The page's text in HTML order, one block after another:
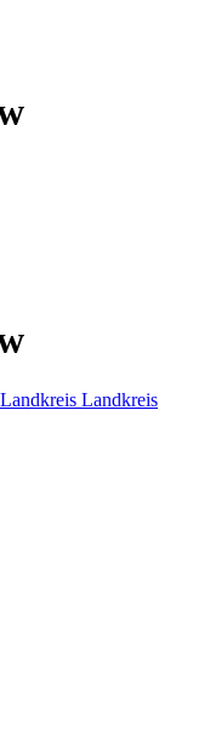
Landkreis Landkreis